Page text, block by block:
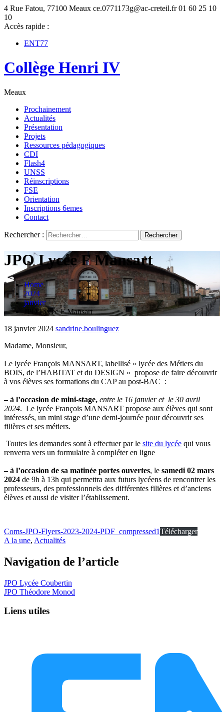
4 Rue Fatou, 77100 Meaux ce.0771173g@ac-creteil.fr 01 60 25 10
10
Accès rapide :
ENT77
Collège Henri IV
Meaux
Prochainement
Actualités
Présentation
Projets
Ressources pédagogiques
CDI
Flash4
UNSS
Réinscriptions
FSE
Orientation
Inscriptions 6emes
Contact
Rechercher :
JPO Lycée F Mansart
Home
2024
janvier
JPO Lycée F Mansart
18 janvier 2024 sandrine.boulinguez
Madame, Monsieur,
Le lycée François MANSART, labellisé « lycée des Métiers du
BOIS, de l’HABITAT et du DESIGN » propose de faire découvrir
à vos élèves ses formations du CAP au post-BAC :
– à l’occasion de mini-stage, entre le 16 janvier et le 30 avril
2024. Le lycée François MANSART propose aux élèves qui sont
intéressés, un mini stage d’une demi-journée pour découvrir ses
filières et ses métiers.
Toutes les demandes sont à effectuer par le site du lycée qui vous
renverra vers un formulaire à compléter en ligne
– à l’occasion de sa matinée portes ouvertes, le samedi 02 mars
2024 de 9h à 13h qui permettra aux futurs lycéens de rencontrer les
professeurs, des professionnels des différentes filières et d’anciens
élèves et aussi de visiter l’établissement.
Coms-JPO-Flyers-2023-2024-PDF_compressed1Télécharger
A la une, Actualités
Navigation de l’article
JPO Lycée Coubertin
JPO Théodore Monod
Liens utiles